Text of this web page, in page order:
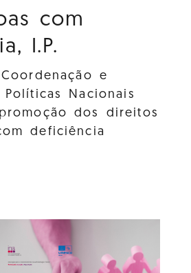
com
I.P.
e
Políticas Nacionais
dos direitos
deficiência